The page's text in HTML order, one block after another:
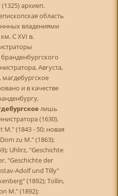
архиеп.
область
владениями
С XVI в.
Августа,
магдебургское
и в качестве
лишь
(1630).
(1843 - 50; новая
zu М." (1863);
Uhlirz, "Geschichte
"Geschichte der
Adolf und Tilly"
(1892); Tollin,
M." (1892);